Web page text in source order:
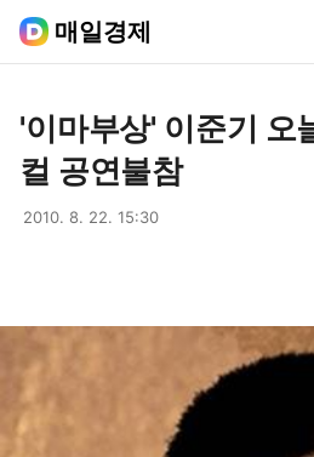
매일경제
'이마부상' 이준기 오
컬 공연불참
2010. 8. 22. 15:30